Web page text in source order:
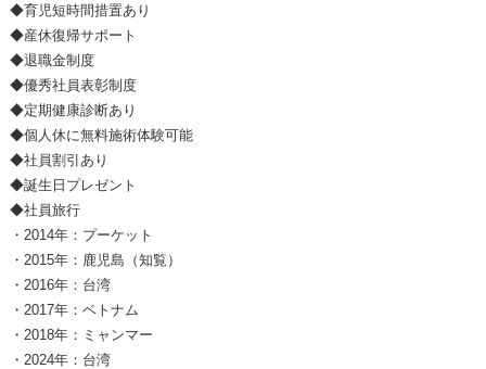
◆育児短時間措置あり
◆産休復帰サポート
◆退職金制度
◆優秀社員表彰制度
◆定期健康診断あり
◆個人休に無料施術体験可能
◆社員割引あり
◆誕生日プレゼント
◆社員旅行
・2014年：プーケット
・2015年：鹿児島（知覧）
・2016年：台湾
・2017年：ベトナム
・2018年：ミャンマー
・2024年：台湾